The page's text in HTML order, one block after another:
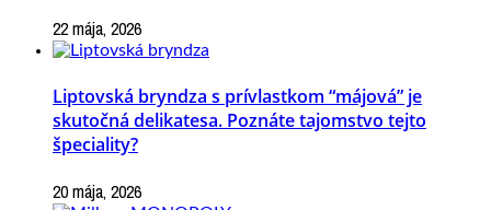
22 mája, 2026
Liptovská bryndza s prívlastkom “májová” je
skutočná delikatesa. Poznáte tajomstvo tejto
špeciality?
20 mája, 2026